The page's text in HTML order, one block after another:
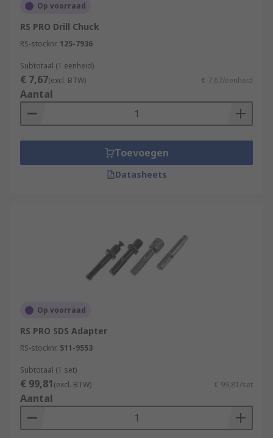
Op voorraad
RS PRO Drill Chuck
RS-stocknr. 125-7936
Subtotaal (1 eenheid)
€ 7,67(excl. BTW) € 7,67/eenheid
Aantal
Toevoegen
Datasheets
Op voorraad
RS PRO SDS Adapter
RS-stocknr. 511-9553
Subtotaal (1 set)
€ 99,81(excl. BTW) € 99,81/set
Aantal